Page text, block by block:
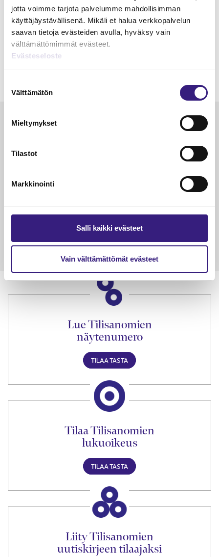
jotta voimme tarjota palvelumme mahdollisimman
käyttäjäystävällisenä. Mikäli et halua verkkopalvelun
saavan tietoja evästeiden avulla, hyväksy vain
välttämättömimmät evästeet.
Evästeseloste
valinta
Välttämätön
Mieltymykset
Tilastot
Markkinointi
Salli kaikki evästeet
Vain välttämättömät evästeet
Luetuimmat
Kulu­veloitukset arvon­lisä­
veloitus, kulujen edelleen­
Lue Tilisanomien
näytenumero
TILAA TÄSTÄ
Tilaa Tilisanomien
lukuoikeus
TILAA TÄSTÄ
Liity Tilisanomien
uutiskirjeen tilaajaksi